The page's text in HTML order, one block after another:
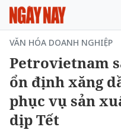
VĂN HÓA DOANH NGHIỆP
Petrovietnam
ổn định xăng
phục vụ sản
dịp Tết